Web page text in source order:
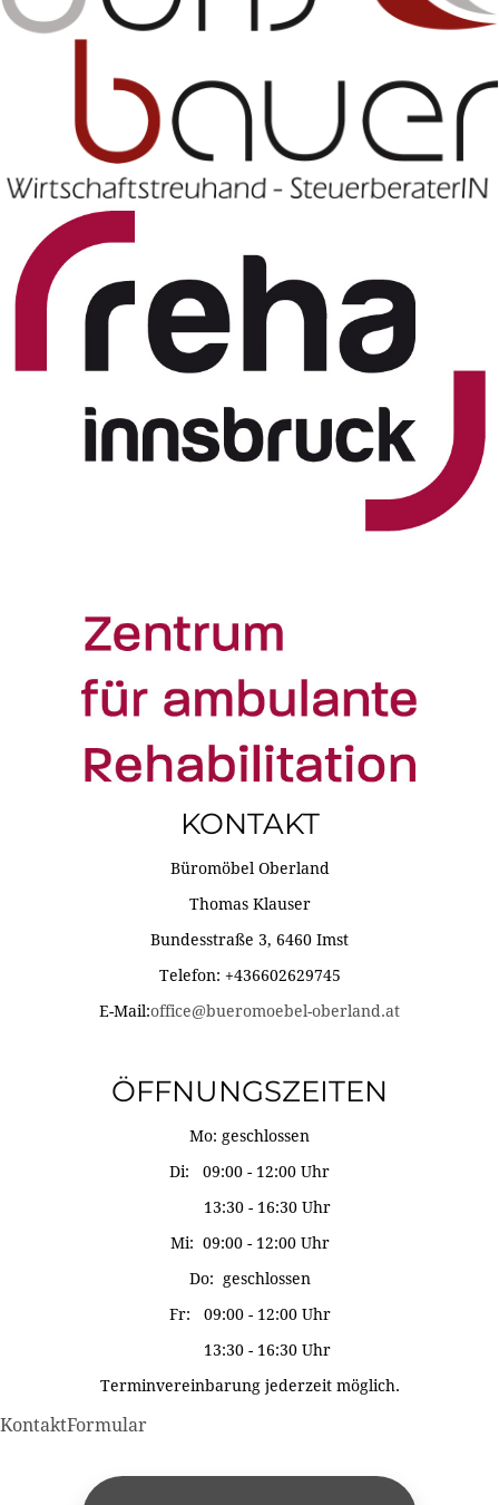
KONTAKT
Büromöbel Oberland
Thomas Klauser
Bundesstraße 3, 6460 Imst
Telefon: +436602629745
E-Mail:office@bueromoebel-oberland.at
ÖFFNUNGSZEITEN
Mo: geschlossen
Di: 09:00 - 12:00 Uhr
13:30 - 16:30 Uhr
Mi: 09:00 - 12:00 Uhr
Do: geschlossen
Fr: 09:00 - 12:00 Uhr
13:30 - 16:30 Uhr
Terminvereinbarung jederzeit möglich.
KontaktFormular